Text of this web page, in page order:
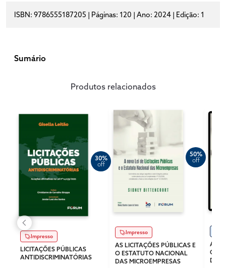
ISBN: 9786555187205 | Páginas: 120 | Ano: 2024 | Edição: 1
Sumário
Produtos relacionados
30%
off
Impresso
LICITAÇÕES PÚBLICAS
ANTIDISCRIMINATÓRIAS
50%
off
Impresso
AS LICITAÇÕES PÚBLICAS E
O ESTATUTO NACIONAL
DAS MICROEMPRESAS
AS
O
DAS